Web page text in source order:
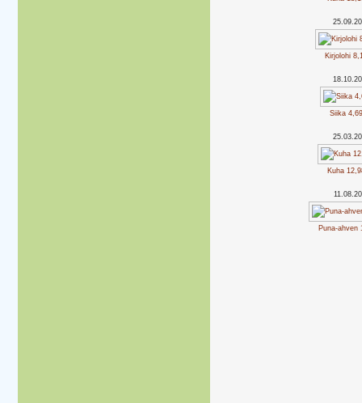
Kirjolohi
Siika
Kuha
Puna-ahven